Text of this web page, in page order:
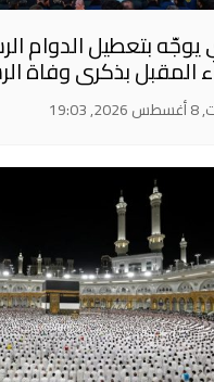
يوجّه بتعطيل الدوام
المقبل بذكرى وفاة